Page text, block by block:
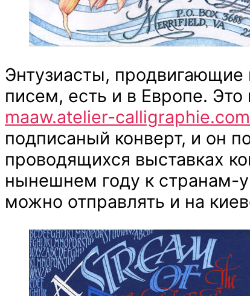
Энтузиасты,
писем, есть и в Европе.
maaw.atelier-calligraphie.com
подписаный конверт, и он
проводящихся выставках
нынешнем году к странам-
можно отправлять и на